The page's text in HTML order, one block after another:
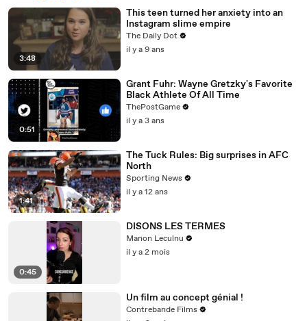
3:48
This teen turned her anxiety into an
Instagram slime empire
The Daily Dot
il y a 9 ans
0:51
Grant Fuhr: Wayne Gretzky's Favorite
Black Athlete Of All Time
ThePostGame
il y a 3 ans
1:41
The Tuck Rules: Big surprises in AFC
North
Sporting News
il y a 12 ans
0:45
DISONS LES TERMES
Manon Leculnu
il y a 2 mois
Un film au concept génial !
Contrebande Films